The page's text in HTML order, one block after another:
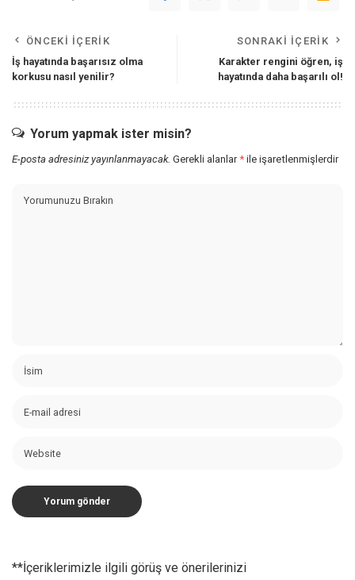
ÖNCEKI İÇERIK
İş hayatında başarısız olma
korkusu nasıl yenilir?
SONRAKI İÇERIK
Karakter rengini öğren, iş
hayatında daha başarılı ol!
Yorum yapmak ister misin?
E-posta adresiniz yayınlanmayacak. Gerekli alanlar* ile işaretlenmişlerdir
**İçeriklerimizle ilgili görüş ve önerilerinizi